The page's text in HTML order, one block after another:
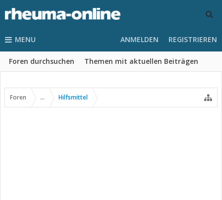
MENU
Foren durchsuchen Themen mit aktuellen Beiträgen
ANMELDEN REGISTRIEREN
Foren ... Hilfsmittel